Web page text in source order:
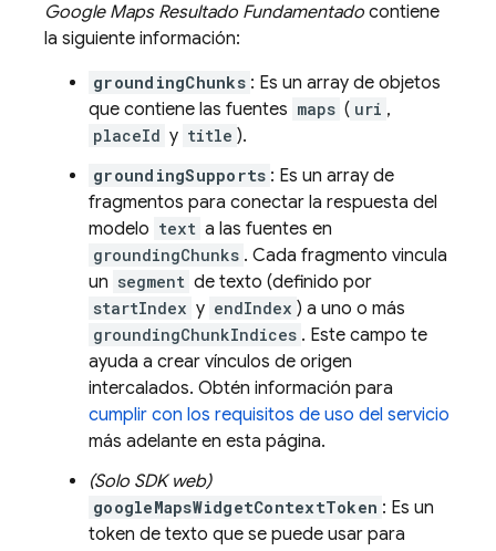
Google MapsResultado Fundamentado contiene
la siguiente información:
groundingChunks : Es un array de objetos
que contiene las fuentes maps ( uri ,
placeId y title ).
groundingSupports : Es un array de
fragmentos para conectar la respuesta del
modelo text a las fuentes en
groundingChunks . Cada fragmento vincula
un segment de texto (definido por
startIndex y endIndex ) a uno o más
groundingChunkIndices . Este campo te
ayuda a crear vínculos de origen
intercalados. Obtén información para
cumplir con los requisitos de uso del servicio
más adelante en esta página.
(Solo SDK web)
googleMapsWidgetContextToken : Es un
token de texto que se puede usar para